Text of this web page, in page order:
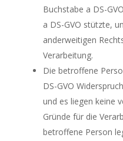
Buchstabe a DS-
a DS-GVO stützte,
anderweitigen
Verarbeitung.
Die betroffene
DS-GVO
und es liegen keine
Gründe für die
betroffene Person